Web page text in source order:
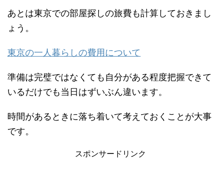
あとは東京での部屋探しの旅費も計算しておきまし
ょう。
東京の一人暮らしの費用について
準備は完璧ではなくても自分がある程度把握できて
いるだけでも当日はずいぶん違います。
時間があるときに落ち着いて考えておくことが大事
です。
スポンサードリンク